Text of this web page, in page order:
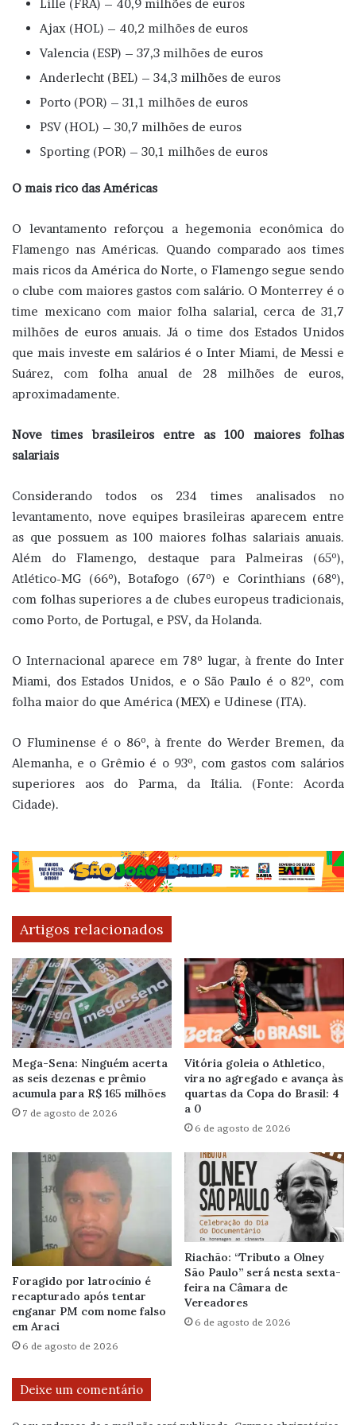
Lille (FRA) – 40,9 milhões de euros
Ajax (HOL) – 40,2 milhões de euros
Valencia (ESP) – 37,3 milhões de euros
Anderlecht (BEL) – 34,3 milhões de euros
Porto (POR) – 31,1 milhões de euros
PSV (HOL) – 30,7 milhões de euros
Sporting (POR) – 30,1 milhões de euros
O mais rico das Américas
O levantamento reforçou a hegemonia econômica do
Flamengo nas Américas. Quando comparado aos times
mais ricos da América do Norte, o Flamengo segue sendo
o clube com maiores gastos com salário. O Monterrey é o
time mexicano com maior folha salarial, cerca de 31,7
milhões de euros anuais. Já o time dos Estados Unidos
que mais investe em salários é o Inter Miami, de Messi e
Suárez, com folha anual de 28 milhões de euros,
aproximadamente.
Nove times brasileiros entre as 100 maiores folhas
salariais
Considerando todos os 234 times analisados no
levantamento, nove equipes brasileiras aparecem entre
as que possuem as 100 maiores folhas salariais anuais.
Além do Flamengo, destaque para Palmeiras (65º),
Atlético-MG (66º), Botafogo (67º) e Corinthians (68º),
com folhas superiores a de clubes europeus tradicionais,
como Porto, de Portugal, e PSV, da Holanda.
O Internacional aparece em 78º lugar, à frente do Inter
Miami, dos Estados Unidos, e o São Paulo é o 82º, com
folha maior do que América (MEX) e Udinese (ITA).
O Fluminense é o 86º, à frente do Werder Bremen, da
Alemanha, e o Grêmio é o 93º, com gastos com salários
superiores aos do Parma, da Itália. (Fonte: Acorda
Cidade).
Artigos relacionados
Mega-Sena: Ninguém acerta
as seis dezenas e prêmio
acumula para R$ 165 milhões
7 de agosto de 2026
Vitória goleia o Athletico,
vira no agregado e avança às
quartas da Copa do Brasil: 4
a 0
6 de agosto de 2026
Foragido por latrocínio é
recapturado após tentar
enganar PM com nome falso
em Araci
6 de agosto de 2026
Riachão: “Tributo a Olney
São Paulo” será nesta sexta-
feira na Câmara de
Vereadores
6 de agosto de 2026
Deixe um comentário